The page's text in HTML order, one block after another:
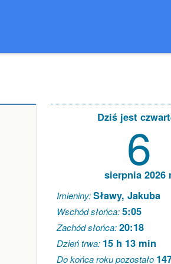
Dziś jest6
sierpnia 2026
Imieniny:Sławy, Jakuba
Wschód słońca:5:05
Zachód słońca:20:18
Dzień trwa: 15 h 13 min
Do końca roku pozostało